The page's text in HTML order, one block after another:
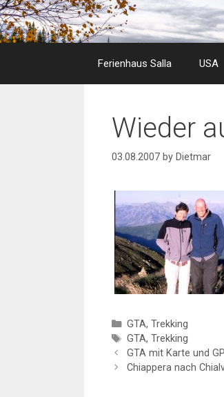
Ferienhaus Salla USA
Wieder
03.08.2007 by Dietmar
Categories
GTA, Trekking
Tags
GTA, Trekking
GTA mit Karte und
Chiappera nach